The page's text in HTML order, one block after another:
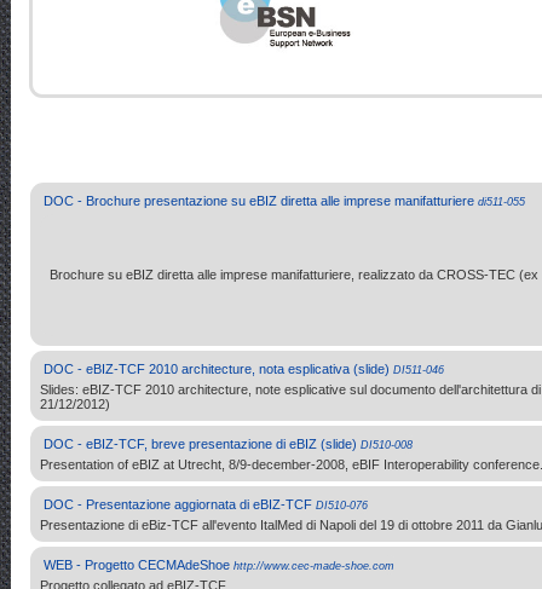
DOC - Brochure presentazione su eBIZ diretta alle imprese manifatturiere di511-055
Brochure su eBIZ diretta alle imprese manifatturiere, realizzato da CROSS-TEC
DOC - eBIZ-TCF 2010 architecture, nota esplicativa (slide) DI511-046
Slides: eBIZ-TCF 2010 architecture, note esplicative sul documento dell'architettura
21/12/2012)
DOC - eBIZ-TCF, breve presentazione di eBIZ (slide) DI510-008
Presentation of eBIZ at Utrecht, 8/9-december-2008, eBIF Interoperability
DOC - Presentazione aggiornata di eBIZ-TCF DI510-076
Presentazione di eBiz-TCF all'evento ItalMed di Napoli del 19 di ottobre 2011 da
WEB - Progetto CECMAdeShoe http://www.cec-made-shoe.com
Progetto collegato ad eBIZ-TCF